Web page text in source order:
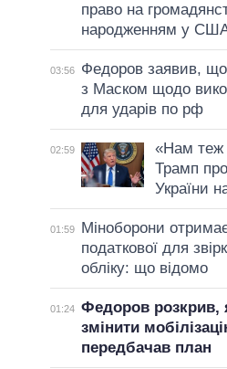
право на
народженням у
03:56
Федоров заявив,
з Маском щодо
для ударів по рф
02:59
«Нам теж
Трамп
України
01:59
Міноборони отримає
податкової для
обліку: що відомо
01:24 Федоров розкрив,
змінити
передбачав план